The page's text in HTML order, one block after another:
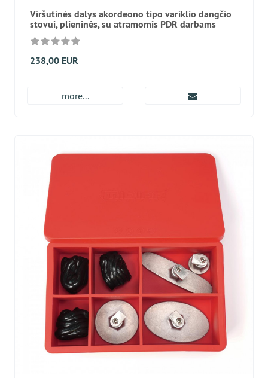
Viršutinės dalys akordeono tipo variklio dangčio
stovui, plieninės, su atramomis PDR darbams
238,00 EUR
more...